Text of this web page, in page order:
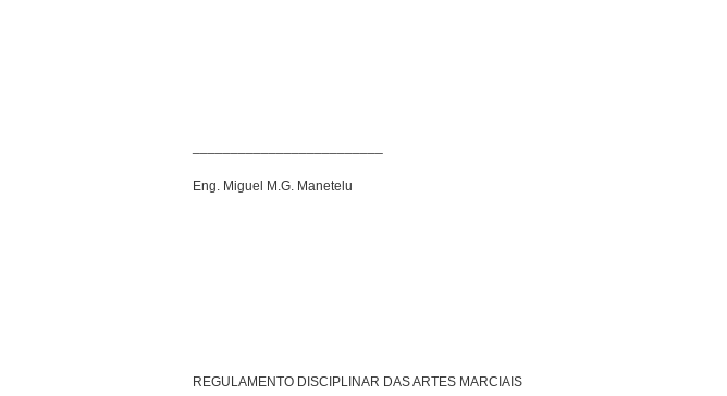
Eng. Miguel M.G. Manetelu
REGULAMENTO DISCIPLINAR DAS ARTES MARCIAIS